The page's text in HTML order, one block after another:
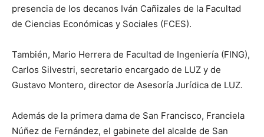
presencia de los decanos Iván Cañizales de la Facultad
de Ciencias Económicas y Sociales (FCES).
También, Mario Herrera de Facultad de Ingeniería (FING),
Carlos Silvestri, secretario encargado de LUZ y de
Gustavo Montero, director de Asesoría Jurídica de LUZ.
Además de la primera dama de San Francisco, Franciela
Núñez de Fernández, el gabinete del alcalde de San